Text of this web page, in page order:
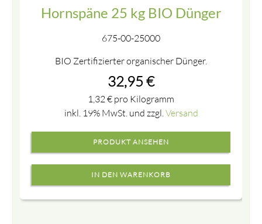
Hornspäne 25 kg BIO Dünger
675-00-25000
BIO Zertifizierter organischer Dünger.
32,95 €
1,32€ pro Kilogramm
inkl. 19% MwSt. und zzgl.Versand
PRODUKT ANSEHEN